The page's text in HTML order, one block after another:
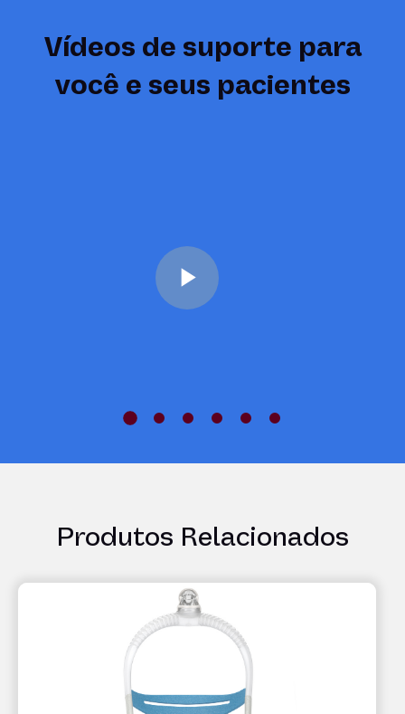
Vídeos de suporte para
você e seus pacientes
Play
Produtos Relacionados